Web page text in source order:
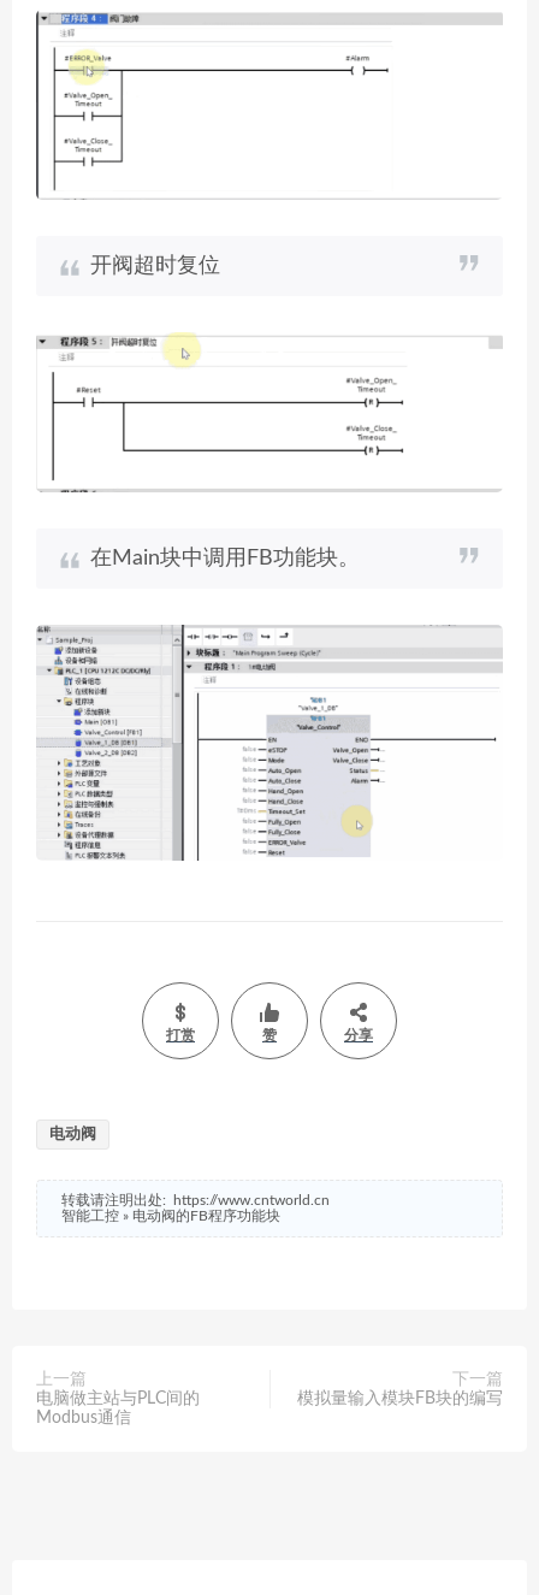
开阀超时复位
在Main块中调用FB功能块。
打赏 赞 分享
电动阀
转载请注明出处:
https://www.cntworld.cn
智能工控 » 电动阀的FB程序功能块
上一篇
电脑做主站与PLC间的
Modbus通信
下一篇
模拟量输入模块FB块的编写